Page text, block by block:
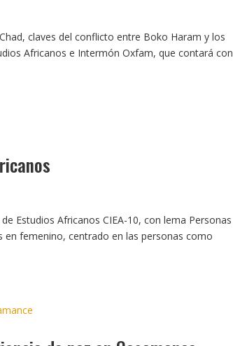
claves del conflicto entre Boko Haram y los
Africanos e Intermón Oxfam, que contará con
Estudios Africanos CIEA-10, con lema Personas
femenino, centrado en las personas como